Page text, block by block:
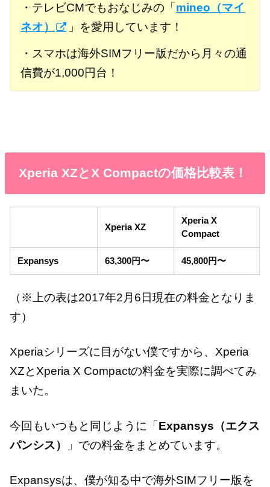
・テレビCMでもおなじみの「mineo（マイ
ネオ）
」を愛用しています！
・スマホは海外SIMフリー版だから月々の通
信費が1,000円台！
Xperia XZとX Compactの価格比較表！
Xperia XZ
Xperia X
Compact
Expansys 63,300円〜 45,800円〜
（※上の表は2017年2月6日現在の料金となりま
す）
Xperiaシリーズに目がない僕ですから、Xperia
XZとXperia X Compactの料金を実際に調べてみ
まいた。
今回もいつもと同じように「Expansys（エクス
パンシス）
」での料金をまとめています。
Expansysは、僕が知る中で海外SIMフリー版を